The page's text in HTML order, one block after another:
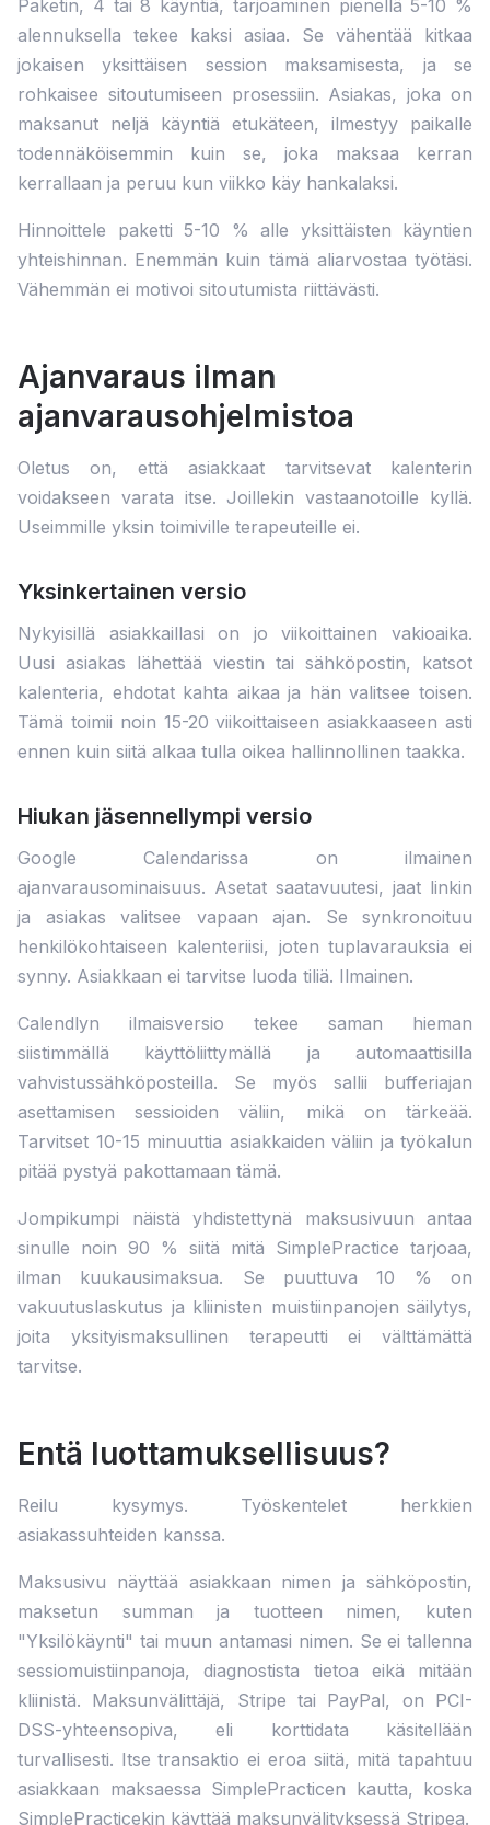
Paketin, 4 tai 8 käyntiä, tarjoaminen pienellä 5-10 %
alennuksella tekee kaksi asiaa. Se vähentää kitkaa
jokaisen yksittäisen session maksamisesta, ja se
rohkaisee sitoutumiseen prosessiin. Asiakas, joka on
maksanut neljä käyntiä etukäteen, ilmestyy paikalle
todennäköisemmin kuin se, joka maksaa kerran
kerrallaan ja peruu kun viikko käy hankalaksi.
Hinnoittele paketti 5-10 % alle yksittäisten käyntien
yhteishinnan. Enemmän kuin tämä aliarvostaa työtäsi.
Vähemmän ei motivoi sitoutumista riittävästi.
Ajanvaraus ilman
ajanvarausohjelmistoa
Oletus on, että asiakkaat tarvitsevat kalenterin
voidakseen varata itse. Joillekin vastaanotoille kyllä.
Useimmille yksin toimiville terapeuteille ei.
Yksinkertainen versio
Nykyisillä asiakkaillasi on jo viikoittainen vakioaika.
Uusi asiakas lähettää viestin tai sähköpostin, katsot
kalenteria, ehdotat kahta aikaa ja hän valitsee toisen.
Tämä toimii noin 15-20 viikoittaiseen asiakkaaseen asti
ennen kuin siitä alkaa tulla oikea hallinnollinen taakka.
Hiukan jäsennellympi versio
Google Calendarissa on ilmainen
ajanvarausominaisuus. Asetat saatavuutesi, jaat linkin
ja asiakas valitsee vapaan ajan. Se synkronoituu
henkilökohtaiseen kalenteriisi, joten tuplavarauksia ei
synny. Asiakkaan ei tarvitse luoda tiliä. Ilmainen.
Calendlyn ilmaisversio tekee saman hieman
siistimmällä käyttöliittymällä ja automaattisilla
vahvistussähköposteilla. Se myös sallii bufferiajan
asettamisen sessioiden väliin, mikä on tärkeää.
Tarvitset 10-15 minuuttia asiakkaiden väliin ja työkalun
pitää pystyä pakottamaan tämä.
Jompikumpi näistä yhdistettynä maksusivuun antaa
sinulle noin 90 % siitä mitä SimplePractice tarjoaa,
ilman kuukausimaksua. Se puuttuva 10 % on
vakuutuslaskutus ja kliinisten muistiinpanojen säilytys,
joita yksityismaksullinen terapeutti ei välttämättä
tarvitse.
Entä luottamuksellisuus?
Reilu kysymys. Työskentelet herkkien
asiakassuhteiden kanssa.
Maksusivu näyttää asiakkaan nimen ja sähköpostin,
maksetun summan ja tuotteen nimen, kuten
"Yksilökäynti" tai muun antamasi nimen. Se ei tallenna
sessiomuistiinpanoja, diagnostista tietoa eikä mitään
kliinistä. Maksunvälittäjä, Stripe tai PayPal, on PCI-
DSS-yhteensopiva, eli korttidata käsitellään
turvallisesti. Itse transaktio ei eroa siitä, mitä tapahtuu
asiakkaan maksaessa SimplePracticen kautta, koska
SimplePracticekin käyttää maksunvälityksessä Stripea.